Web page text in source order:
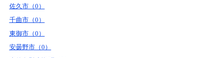
佐久市（0）
千曲市（0）
東御市（0）
安曇野市（0）